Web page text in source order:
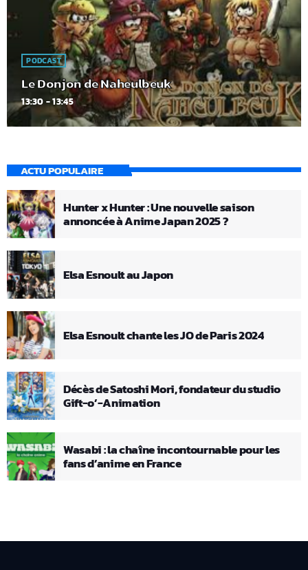
PODCAST
Le Donjon de Naheulbeuk
13:30 - 13:45
ACTU POPULAIRE
Hunter x Hunter : Une nouvelle saison
annoncée à Anime Japan 2025 ?
Elsa Esnoult au Japon
Elsa Esnoult chante les JO de Paris 2024
Décès de Satoshi Mori, fondateur du studio
Gift-o’-Animation
Wasabi : la chaîne incontournable pour les
fans d’anime en France